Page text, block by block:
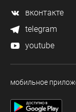
вконтакте
telegram
youtube
мобильное